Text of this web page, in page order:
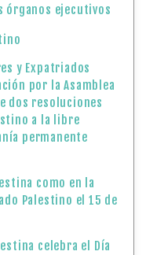
órganos ejecutivos
y Expatriados
por la Asamblea
dos resoluciones
a la libre
permanente
como en la
Palestino el 15 de
celebra el Día